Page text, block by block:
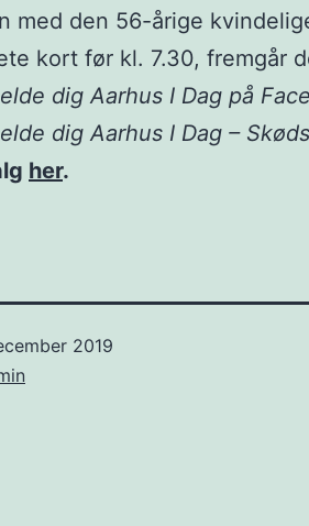
med den 56-årige
kort før kl. 7.30, fremgår
dig Aarhus I Dag på
dig Aarhus I Dag –
her.
2019